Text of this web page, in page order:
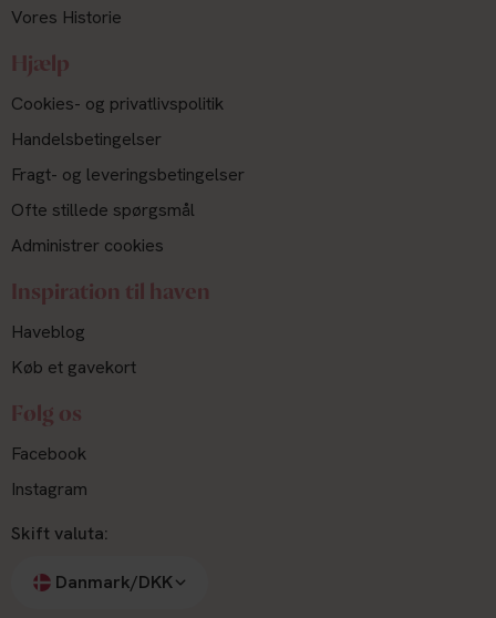
Vores Historie
Hjælp
Cookies- og privatlivspolitik
Handelsbetingelser
Fragt- og leveringsbetingelser
Ofte stillede spørgsmål
Administrer cookies
Inspiration til haven
Haveblog
Køb et gavekort
Følg os
Facebook
Instagram
Skift valuta:
Danmark/DKK